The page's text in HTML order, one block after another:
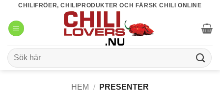
content
CHILIFRÖER, CHILIPRODUKTER OCH FÄRSK CHILI ONLINE
Sök
efter:
HEM / PRESENTER